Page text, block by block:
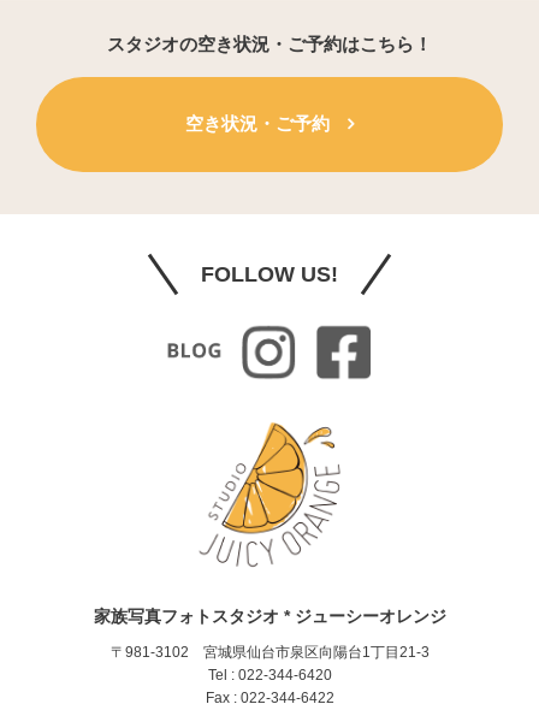
スタジオの空き状況・ご予約はこちら！
空き状況・ご予約
FOLLOW US!
家族写真フォトスタジオ * ジューシーオレンジ
〒981-3102 宮城県仙台市泉区向陽台1丁目21-3
Tel : 022-344-6420
Fax : 022-344-6422